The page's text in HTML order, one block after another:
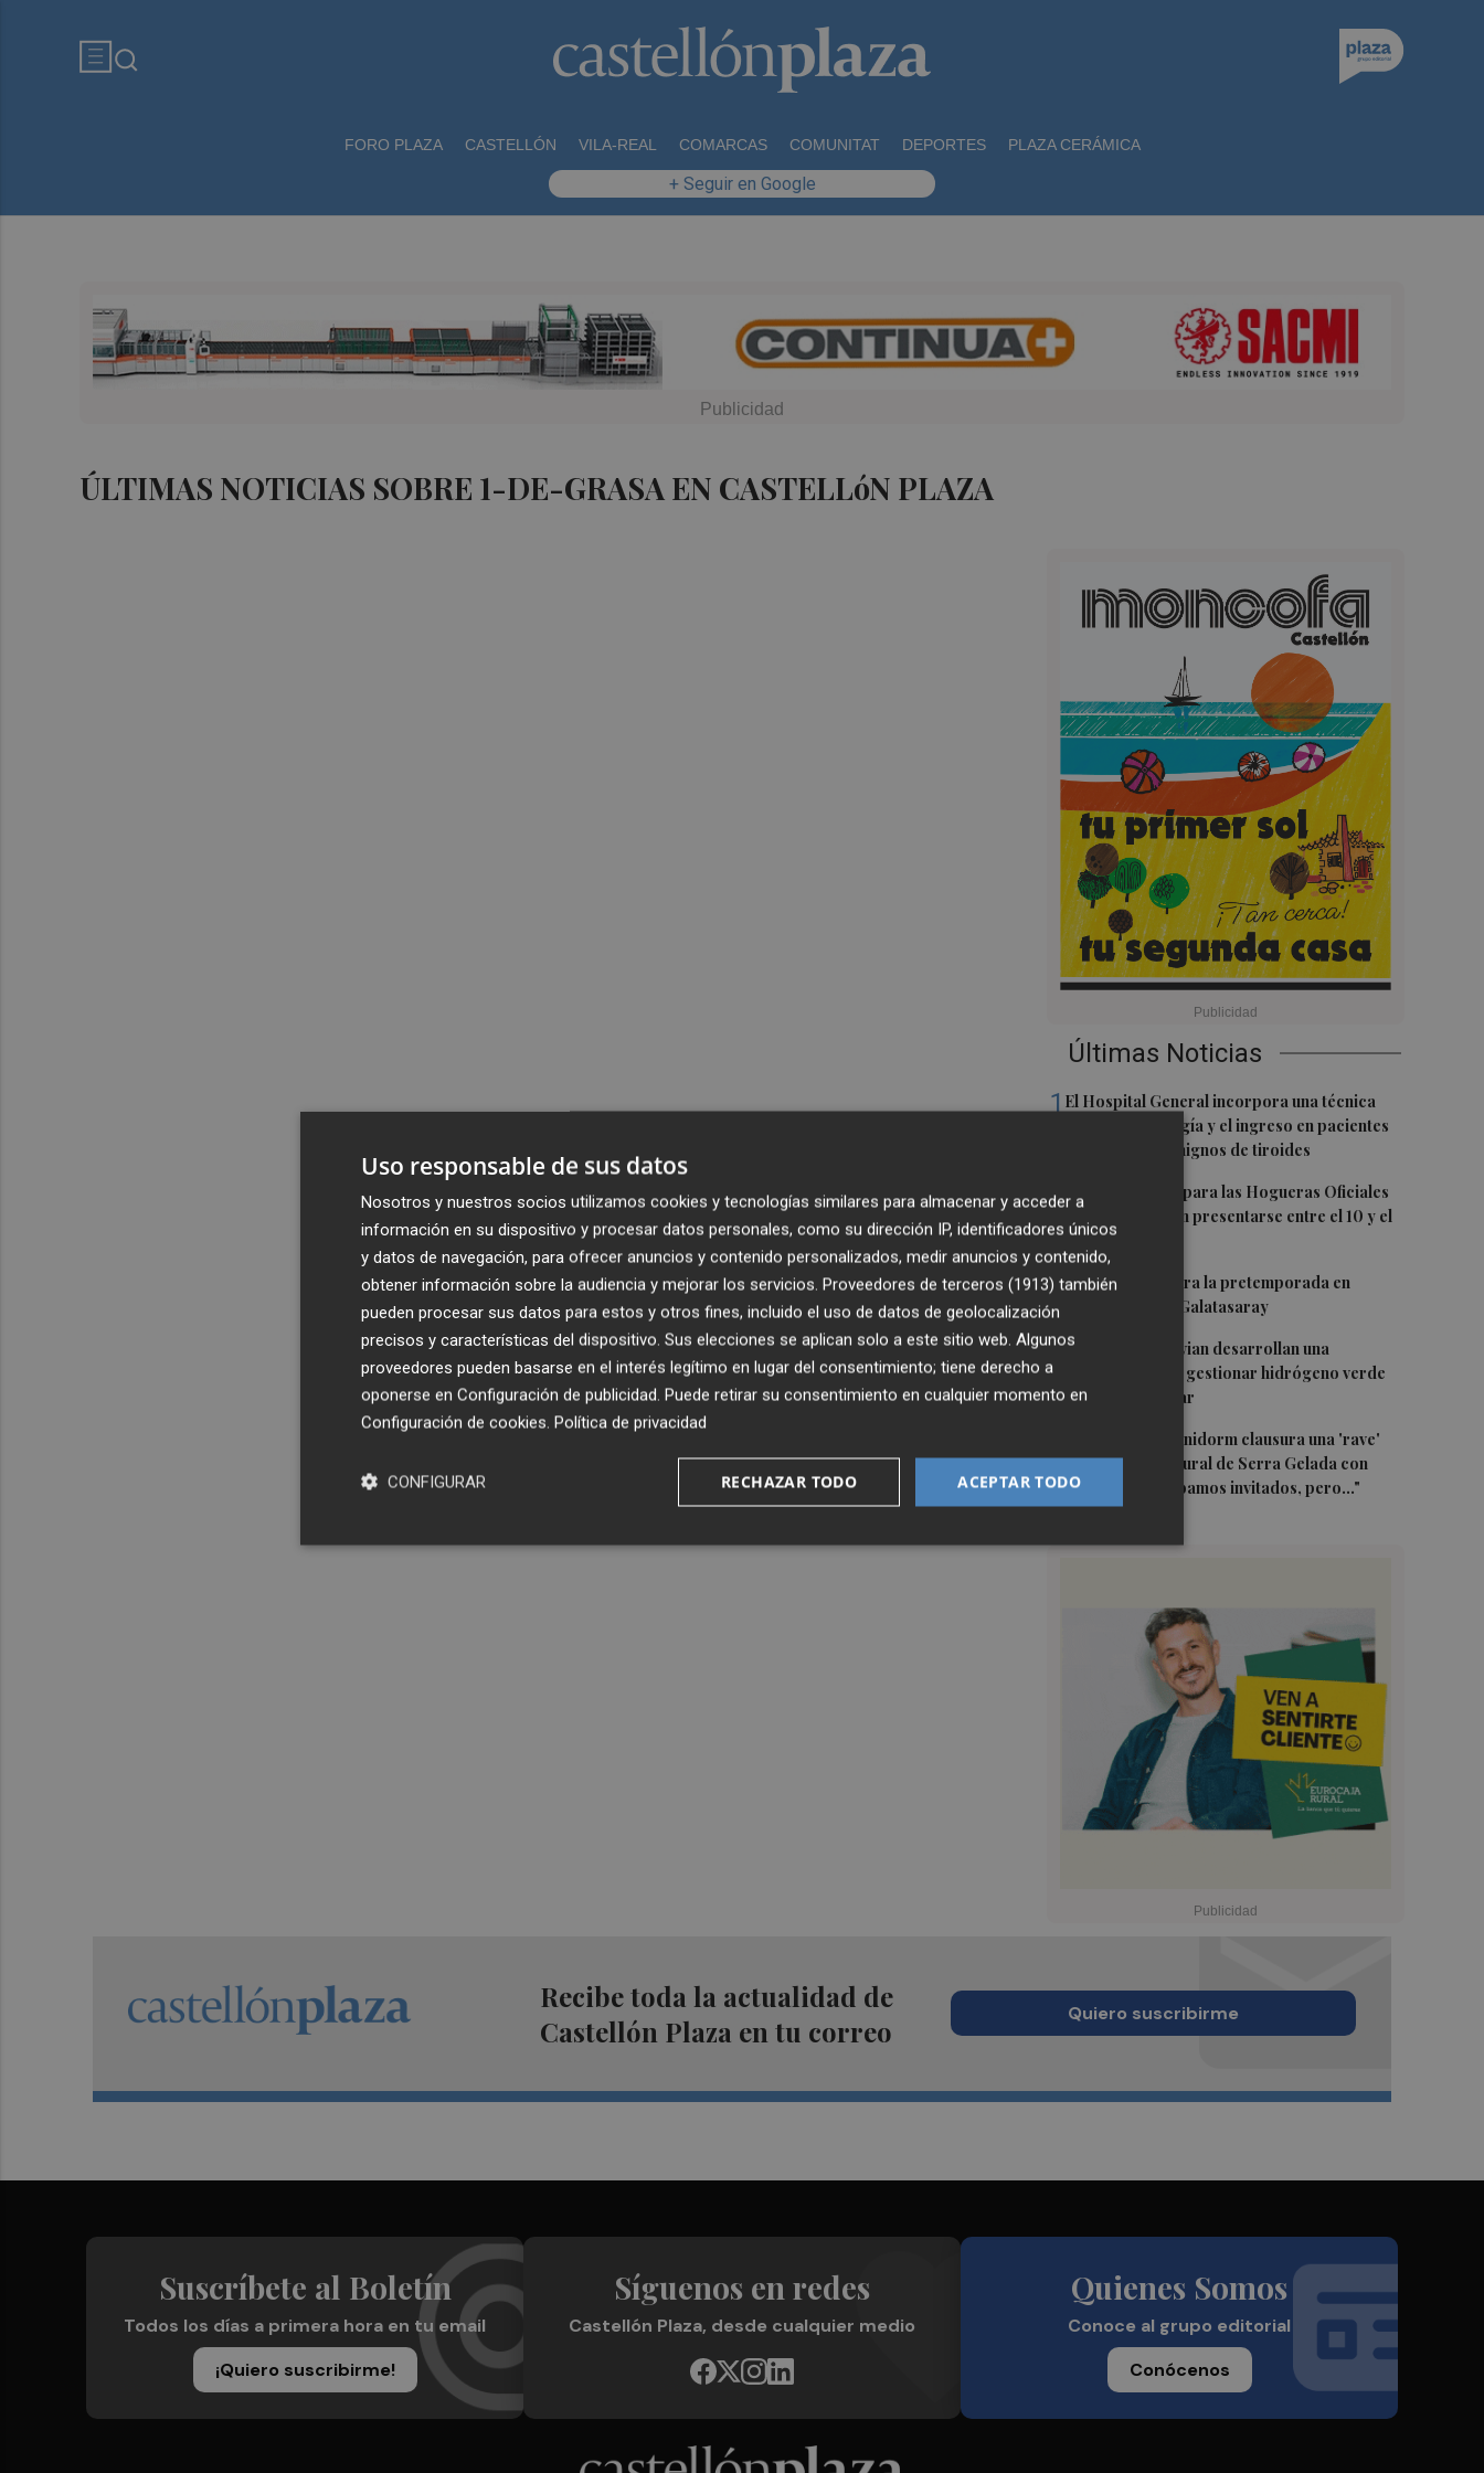
FORO PLAZA CASTELLÓN VILA-REAL COMARCAS COMUNITAT DEPORTES PLAZA CERÁMICA
+ Seguir en Google
ÚLTIMAS NOTICIAS SOBRE 1-DE-GRASA EN CASTELLóN PLAZA
Últimas Noticias
1El Hospital General incorpora una técnica
que evita la cirugía y el ingreso en pacientes
con nódulos benignos de tiroides
2 Las propuestas para las Hogueras Oficiales
de 2027 deberán presentarse entre el 10 y el
24 de agosto
3El Villarreal cierra la pretemporada en
Turquía ante el Galatasaray
4Espaitec y Abervian desarrollan una
tecnología para gestionar hidrógeno verde
con energía solar
La Policía de Benidorm clausura una 'rave'
en el parque natural de Serra Gelada con
sátira: "No estábamos invitados, pero..."
Recibe toda la actualidad de
Castellón Plaza en tu correo
Quiero suscribirme
Suscríbete al Boletín
Todos los días a primera hora en tu email
¡Quiero suscribirme!
Síguenos en redes
Castellón Plaza, desde cualquier medio
Quienes Somos
Conoce al grupo editorial
Conócenos
Uso responsable de sus datos
Nosotros y nuestros socios utilizamos cookies y tecnologías similares para almacenar y acceder a
información en su dispositivo y procesar datos personales, como su dirección IP, identificadores únicos
y datos de navegación, para ofrecer anuncios y contenido personalizados, medir anuncios y contenido,
obtener información sobre la audiencia y mejorar los servicios. Proveedores de terceros (1913) también
pueden procesar sus datos para estos y otros fines, incluido el uso de datos de geolocalización
precisos y características del dispositivo. Sus elecciones se aplican solo a este sitio web. Algunos
proveedores pueden basarse en el interés legítimo en lugar del consentimiento; tiene derecho a
oponerse en Configuración de publicidad. Puede retirar su consentimiento en cualquier momento en
Configuración de cookies. Política de privacidad
ACEPTAR TODO
RECHAZAR TODO
CONFIGURAR